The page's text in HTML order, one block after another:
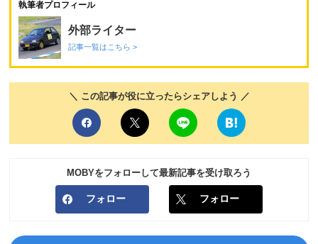
執筆者プロフィール
外部ライター
記事一覧はこちら >
＼ この記事が役に立ったらシェアしよう ／
MOBYをフォローして最新記事を受け取ろう
フォロー フォロー